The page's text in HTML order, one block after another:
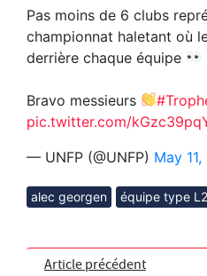
Pas moins de 6 clubs
championnat haletant où
derrière chaque équipe
Bravo messieurs
pic.twitter.com/
— UNFP (@UNFP) May
alec georgen équipe type L2
Article précédent